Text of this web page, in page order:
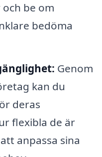
be om
bedöma
Genom
kan du
deras
flexibla de är
anpassa sina